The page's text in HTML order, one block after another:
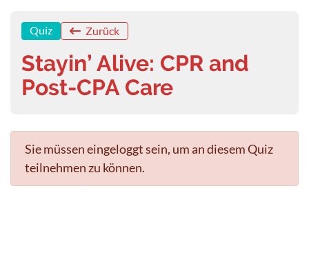
Quiz Zurück
Stayin’ Alive: CPR and
Post-CPA Care
Sie müssen eingeloggt sein, um an diesem Quiz
teilnehmen zu können.